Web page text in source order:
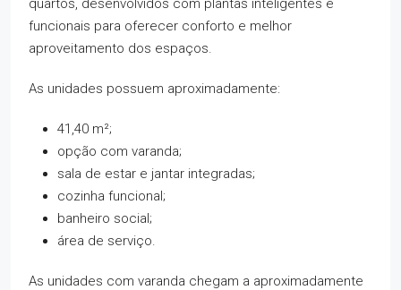
quartos, desenvolvidos com plantas inteligentes e
funcionais para oferecer conforto e melhor
aproveitamento dos espaços.
As unidades possuem aproximadamente:
41,40 m²;
opção com varanda;
sala de estar e jantar integradas;
cozinha funcional;
banheiro social;
área de serviço.
As unidades com varanda chegam a aproximadamente